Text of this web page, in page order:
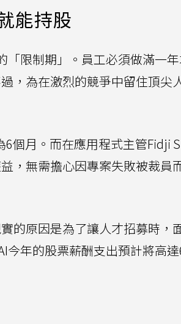
能持股
「限制期」。員工必須做滿一
，為在激烈的競爭中留住頂尖
個月。而在應用程式主管Fidji
，無需擔心因專案失敗被裁員
的原因是為了讓人才招募時，
今年的股票薪酬支出預計將高